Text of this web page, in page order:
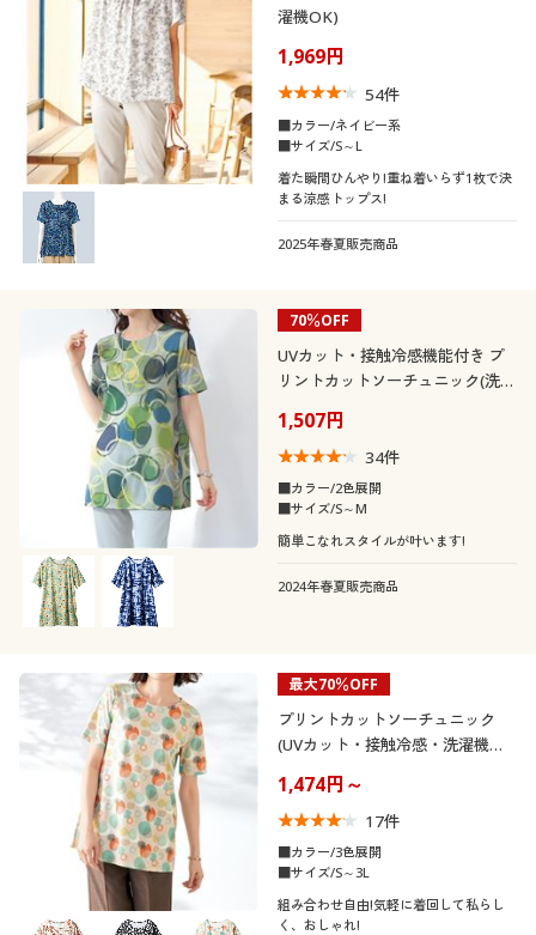
濯機OK)
1,969円
54件
■カラー/ネイビー系
■サイズ/S～L
着た瞬間ひんやり!重ね着いらず1枚で決
まる涼感トップス!
2025年春夏販売商品
70％OFF
UVカット・接触冷感機能付き プ
リントカットソーチュニック(洗濯
1,507円
34件
■カラー/2色展開
■サイズ/S～M
簡単こなれスタイルが叶います!
2024年春夏販売商品
最大70％OFF
プリントカットソーチュニック
(UVカット・接触冷感・洗濯機
1,474円～
17件
■カラー/3色展開
■サイズ/S～3L
組み合わせ自由!気軽に着回して私らし
く、おしゃれ!